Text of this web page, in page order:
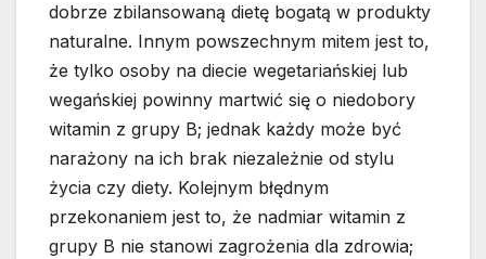
dobrze zbilansowaną dietę bogatą w produkty
naturalne. Innym powszechnym mitem jest to,
że tylko osoby na diecie wegetariańskiej lub
wegańskiej powinny martwić się o niedobory
witamin z grupy B; jednak każdy może być
narażony na ich brak niezależnie od stylu
życia czy diety. Kolejnym błędnym
przekonaniem jest to, że nadmiar witamin z
grupy B nie stanowi zagrożenia dla zdrowia;